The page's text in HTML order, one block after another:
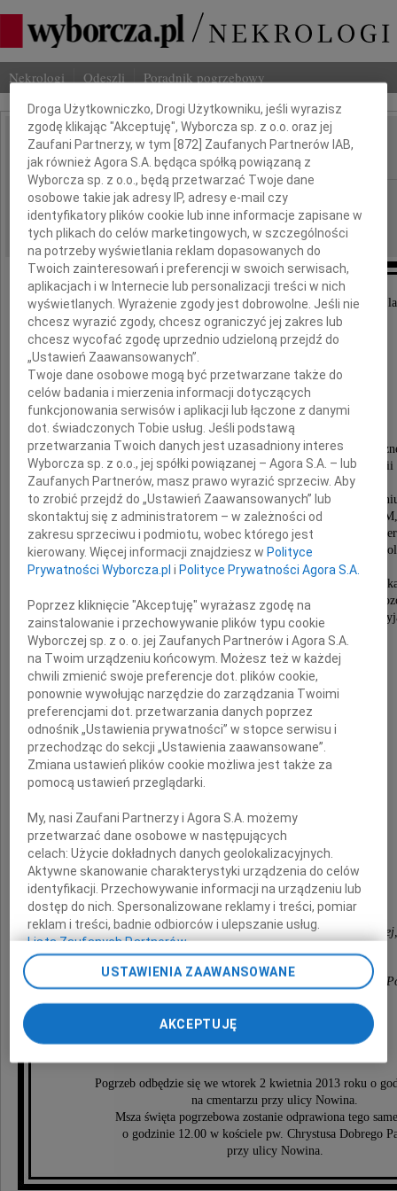
Nekrologi Odeszli Poradnik pogrzebowy
IMIĘ I NAZWISKO: Zygmunt Zagórski
REGION: Poznań
DATA EMISJI: 30.03.2013
W dniu 28 marca 2013 roku zmarł w wieku 87
prof. zw. dr hab.
Zygmunt Zagórski
wybitny językoznawca,
autorytet w dziedzinie językoznawstwa
emerytowany profesor zwyczajny w Instytucie Filologii
Wydziału Filologii Polskiej i Klasycznej
Uniwersytetu im. Adama Mickiewicza w
były Prodziekan Wydziału Filologicznego UAM,
Kierownik Zakładu Metodyki Języka Polskiego i
członek Zakładu Gramatyki Współczesnego Języka
i Onomastyki w Instytucie Filologii Polskiej,
odznaczony najwyższymi odznaczeniami państwowymi i
wieloletni Przewodniczący Wydziału I Filologiczno-
i Komisji Językoznawczej Poznańskiego Towarzystwa
Z chwilą śmierci Profesora
nauka polska poniosła niepowetowaną stratę,
a społeczność akademicka UAM
utraciła mistrza i nauczyciela.
Rodzinie Zmarłego
składają
Rektor i Senat
oraz
Dziekan Wydziału Filologii Polskiej i Klasycznej,
Dyrekcja Instytutu Filologii Polskiej UAM,
członkowie Zakładu Gramatyki Współczesnego Języka
i Onomastyki
oraz cała społeczność akademicka
Pogrzeb odbędzie się we wtorek 2 kwietnia 2013 roku o
na cmentarzu przy ulicy Nowina.
Msza święta pogrzebowa zostanie odprawiona tego
o godzinie 12.00 w kościele pw. Chrystusa Dobrego
przy ulicy Nowina.
Dbamy o Twoją prywatność
Droga Użytkowniczko, Drogi Użytkowniku, jeśli wyrazisz
zgodę klikając "Akceptuję", Wyborcza sp. z o.o. oraz jej
Zaufani Partnerzy, w tym [872 ] Zaufanych Partnerów IAB,
jak również Agora S.A. będąca spółką powiązaną z
Wyborcza sp. z o.o., będą przetwarzać Twoje dane
osobowe takie jak adresy IP, adresy e-mail czy
identyfikatory plików cookie lub inne informacje zapisane w
tych plikach do celów marketingowych, w szczególności
na potrzeby wyświetlania reklam dopasowanych do
Twoich zainteresowań i preferencji w swoich serwisach,
aplikacjach i w Internecie lub personalizacji treści w nich
wyświetlanych. Wyrażenie zgody jest dobrowolne. Jeśli nie
chcesz wyrazić zgody, chcesz ograniczyć jej zakres lub
chcesz wycofać zgodę uprzednio udzieloną przejdź do
„Ustawień Zaawansowanych”.
Twoje dane osobowe mogą być przetwarzane także do
celów badania i mierzenia informacji dotyczących
funkcjonowania serwisów i aplikacji lub łączone z danymi
dot. świadczonych Tobie usług. Jeśli podstawą
przetwarzania Twoich danych jest uzasadniony interes
Wyborcza sp. z o.o., jej spółki powiązanej – Agora S.A. – lub
Zaufanych Partnerów, masz prawo wyrazić sprzeciw. Aby
to zrobić przejdź do „Ustawień Zaawansowanych” lub
skontaktuj się z administratorem – w zależności od
zakresu sprzeciwu i podmiotu, wobec którego jest
kierowany. Więcej informacji znajdziesz w Polityce
Prywatności Wyborcza.pl i Polityce Prywatności Agora S.A.
Poprzez kliknięcie "Akceptuję" wyrażasz zgodę na
zainstalowanie i przechowywanie plików typu cookie
Wyborczej sp. z o. o. jej Zaufanych Partnerów i Agora S.A.
na Twoim urządzeniu końcowym. Możesz też w każdej
chwili zmienić swoje preferencje dot. plików cookie,
ponownie wywołując narzędzie do zarządzania Twoimi
preferencjami dot. przetwarzania danych poprzez
odnośnik „Ustawienia prywatności” w stopce serwisu i
przechodząc do sekcji „Ustawienia zaawansowane”.
Zmiana ustawień plików cookie możliwa jest także za
pomocą ustawień przeglądarki.
My, nasi Zaufani Partnerzy i Agora S.A. możemy
przetwarzać dane osobowe w następujących
celach:Użycie dokładnych danych geolokalizacyjnych.
Aktywne skanowanie charakterystyki urządzenia do celów
identyfikacji. Przechowywanie informacji na urządzeniu lub
dostęp do nich. Spersonalizowane reklamy i treści, pomiar
reklam i treści, badnie odbiorców i ulepszanie usług.
Lista Zaufanych Partnerów
USTAWIENIA ZAAWANSOWANE
AKCEPTUJĘ